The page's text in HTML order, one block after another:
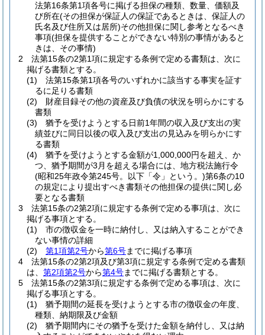
法第16条第1項各号に掲げる担保の種類、数量、価額及
び所在(その担保が保証人の保証であるときは、保証人の
氏名及び住所又は居所)その他担保に関し参考となるべき
事項(担保を提供することができない特別の事情があると
きは、その事情)
2
法第15条の2第1項に規定する条例で定める書類は、次に
掲げる書類とする。
(1)
法第15条第1項各号のいずれかに該当する事実を証す
るに足りる書類
(2)
財産目録その他の資産及び負債の状況を明らかにする
書類
(3)
猶予を受けようとする日前1年間の収入及び支出の実
績並びに同日以後の収入及び支出の見込みを明らかにす
る書類
(4)
猶予を受けようとする金額が1,000,000円を超え、か
つ、猶予期間が3月を超える場合には、地方税法施行令
(昭和25年政令第245号。以下「令」という。)第6条の10
の規定により提出すべき書類その他担保の提供に関し必
要となる書類
3
法第15条の2第2項に規定する条例で定める事項は、次に
掲げる事項とする。
(1)
市の徴収金を一時に納付し、又は納入することができ
ない事情の詳細
(2)
第1項第2号から第6号までに掲げる事項
4
法第15条の2第2項及び第3項に規定する条例で定める書類
は、 第2項第2号から第4号までに掲げる書類とする。
5
法第15条の2第3項に規定する条例で定める事項は、次に
掲げる事項とする。
(1)
猶予期間の延長を受けようとする市の徴収金の年度、
種類、納期限及び金額
(2)
猶予期間内にその猶予を受けた金額を納付し、又は納